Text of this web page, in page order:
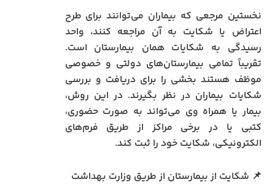
نخستین مرجعی که بیماران می‌توانند برای طرح
اعتراض یا شکایت به آن مراجعه کنند، واحد
رسیدگی به شکایات همان بیمارستان است.
تقریباً تمامی بیمارستان‌های دولتی و خصوصی
موظف هستند بخشی را برای دریافت و بررسی
شکایات بیماران در نظر بگیرند. در این روش،
بیمار یا همراه وی می‌تواند به صورت حضوری،
کتبی یا در برخی مراکز از طریق فرم‌های
الکترونیکی، شکایت خود را ثبت کند.
📌 شکایت از بیمارستان از طریق وزارت بهداشت